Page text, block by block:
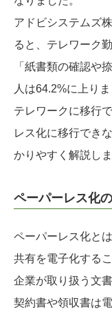
アドビシステムズ
ると、テレワーク
「紙書類の確認や
人は64.2%に上りま
テレワークに移行
レス化に移行でき
かりやすく解説しま
ペーパーレス化
ペーパーレス化と
共有を電子化する
企業が取り扱う文
契約書や領収書は